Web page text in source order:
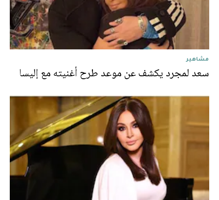
مشاهير
سعد لمجرد يكشف عن موعد طرح أغنيته مع إليسا